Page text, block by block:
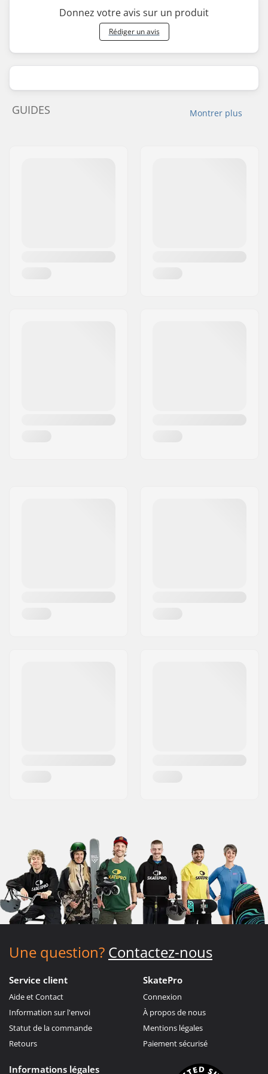
Donnez votre avis sur un produit
Rédiger un avis
Montrer plus
GUIDES
Une question? Contactez-nous
Service client
Aide et Contact
Information sur l'envoi
Statut de la commande
Retours
SkatePro
Connexion
À propos de nous
Mentions légales
Paiement sécurisé
Informations légales